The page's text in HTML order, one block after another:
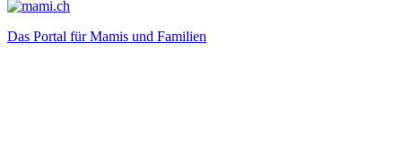
Das Portal für Mamis und Familien